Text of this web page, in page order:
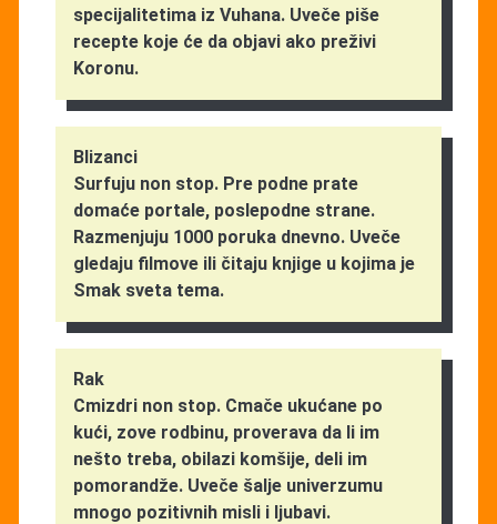
specijalitetima iz Vuhana. Uveče piše
recepte koje će da objavi ako preživi
Koronu.
Blizanci
Surfuju non stop. Pre podne prate
domaće portale, poslepodne strane.
Razmenjuju 1000 poruka dnevno. Uveče
gledaju filmove ili čitaju knjige u kojima je
Smak sveta tema.
Rak
Cmizdri non stop. Cmače ukućane po
kući, zove rodbinu, proverava da li im
nešto treba, obilazi komšije, deli im
pomorandže. Uveče šalje univerzumu
mnogo pozitivnih misli i ljubavi.